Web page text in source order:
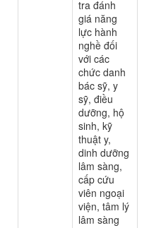
tra đánh
giá năng
lực hành
nghề đối
với các
chức danh
bác sỹ, y
sỹ, điều
dưỡng, hộ
sinh, kỹ
thuật y,
dinh dưỡng
lâm sàng,
cấp cứu
viên ngoại
viện, tâm lý
lâm sàng